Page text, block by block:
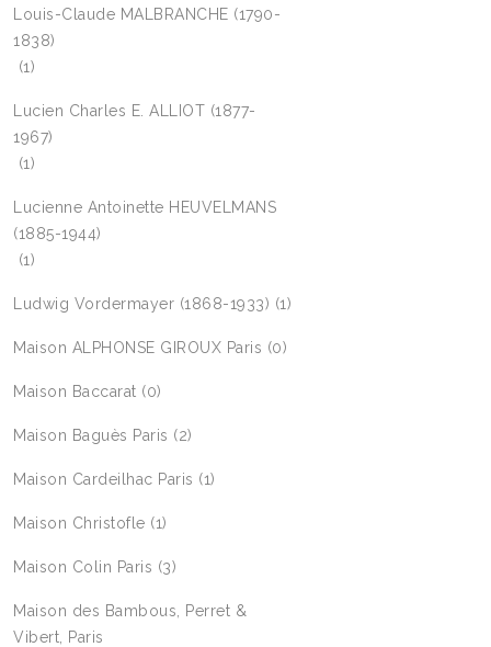
Louis-Claude MALBRANCHE (1790-
1838)
(1)
Lucien Charles E. ALLIOT (1877-
1967)
(1)
Lucienne Antoinette HEUVELMANS
(1885-1944)
(1)
Ludwig Vordermayer (1868-1933) (1)
Maison ALPHONSE GIROUX Paris (0)
Maison Baccarat (0)
Maison Baguès Paris (2)
Maison Cardeilhac Paris (1)
Maison Christofle (1)
Maison Colin Paris (3)
Maison des Bambous, Perret &
Vibert, Paris